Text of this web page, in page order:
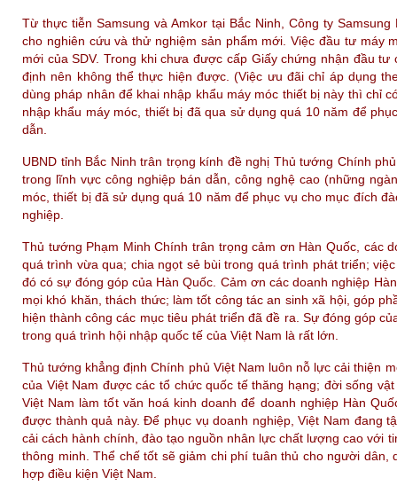
Từ thực tiễn Samsung và Amkor tại Bắc Ninh, Công ty
cho nghiên cứu và thử nghiệm sản phẩm mới. Việc đầu tư máy
mới của SDV. Trong khi chưa được cấp Giấy chứng nhận đầu
định nên không thể thực hiện được. (Việc ưu đãi chỉ áp dụng
dùng pháp nhân để khai nhập khẩu máy móc thiết bị này thì chỉ
nhập khẩu máy móc, thiết bị đã qua sử dụng quá 10 năm để
dẫn.
UBND tỉnh Bắc Ninh trân trọng kính đề nghị Thủ tướng Chính
trong lĩnh vực công nghiệp bán dẫn, công nghệ cao (những
móc, thiết bị đã sử dụng quá 10 năm để phục vụ cho mục đích
nghiệp.
Thủ tướng Phạm Minh Chính trân trọng cảm ơn Hàn Quốc, các
quá trình vừa qua; chia ngọt sẻ bùi trong quá trình phát triển;
đó có sự đóng góp của Hàn Quốc. Cảm ơn các doanh nghiệp
mọi khó khăn, thách thức; làm tốt công tác an sinh xã hội, góp
hiện thành công các mục tiêu phát triển đã đề ra. Sự đóng góp
trong quá trình hội nhập quốc tế của Việt Nam là rất lớn.
Thủ tướng khẳng định Chính phủ Việt Nam luôn nỗ lực cải thiện
của Việt Nam được các tổ chức quốc tế thăng hạng; đời sống
Việt Nam làm tốt văn hoá kinh doanh để doanh nghiệp Hàn
được thành quả này. Để phục vụ doanh nghiệp, Việt Nam đang
cải cách hành chính, đào tạo nguồn nhân lực chất lượng cao với
thông minh. Thể chế tốt sẽ giảm chi phí tuân thủ cho người
hợp điều kiện Việt Nam.